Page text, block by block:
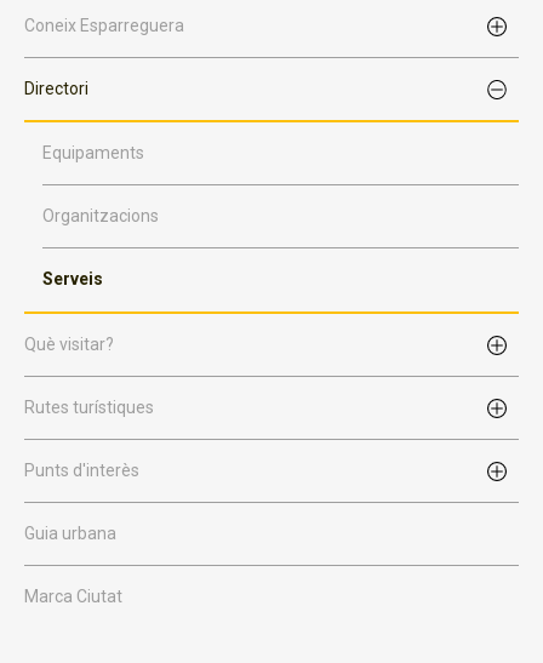
Coneix Esparreguera
Directori
Equipaments
Organitzacions
Serveis
Què visitar?
Rutes turístiques
Punts d'interès
Guia urbana
Marca Ciutat